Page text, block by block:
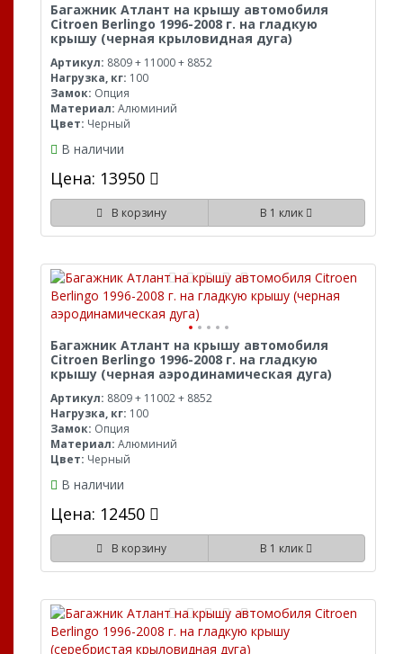
Багажник Атлант на крышу автомобиля
Citroen Berlingo 1996-2008 г. на гладкую
крышу (черная крыловидная дуга)
Артикул: 8809 + 11000 + 8852
Нагрузка, кг: 100
Замок: Опция
Материал: Алюминий
Цвет: Черный
В наличии
Цена: 13950
В корзину В 1 клик
Багажник Атлант на крышу автомобиля
Citroen Berlingo 1996-2008 г. на гладкую
крышу (черная аэродинамическая дуга)
Артикул: 8809 + 11002 + 8852
Нагрузка, кг: 100
Замок: Опция
Материал: Алюминий
Цвет: Черный
В наличии
Цена: 12450
В корзину В 1 клик